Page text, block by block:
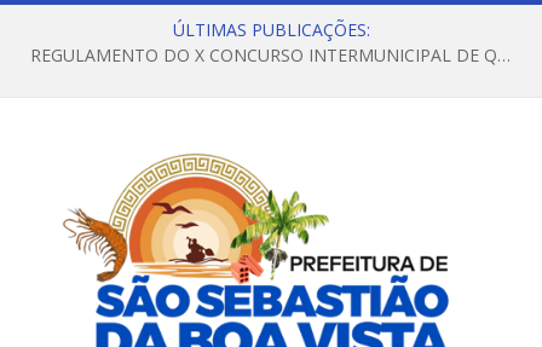
ÚLTIMAS PUBLICAÇÕES:
REGULAMENTO DO X CONCURSO INTERMUNICIPAL DE QUADRILHAS JUNINAS – 2026 – ARRAIÁ DA VENEZA